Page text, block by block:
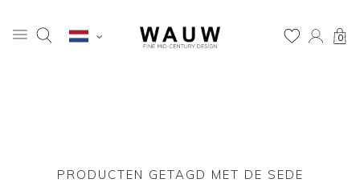
0
PRODUCTEN GETAGD MET DE SEDE